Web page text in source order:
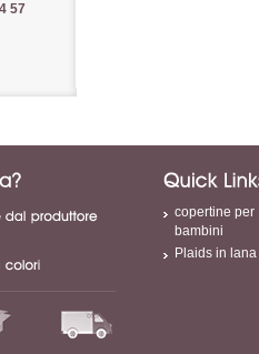
57
copertine per
bambini
Plaids in lana